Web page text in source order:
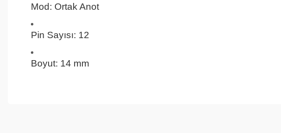
Mod: Ortak Anot
Pin Sayısı: 12
Boyut: 14 mm